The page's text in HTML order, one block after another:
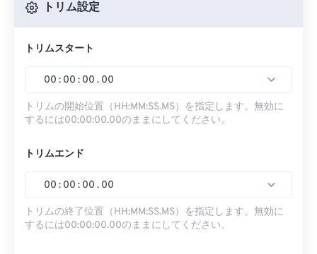
トリム設定
トリムスタート
00 : 00 : 00 . 00
トリムの開始位置（HH:MM:SS.MS）を指定します。無効に
するには00:00:00.00のままにしてください。
トリムエンド
00 : 00 : 00 . 00
トリムの終了位置（HH:MM:SS.MS）を指定します。無効に
するには00:00:00.00のままにしてください。